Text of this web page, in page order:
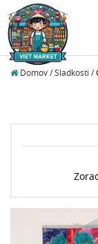
Domov/Sladkosti /